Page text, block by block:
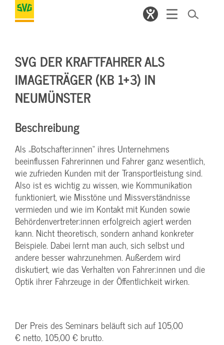
SVG DER KRAFTFAHRER ALS
IMAGETRÄGER (KB 1+3) IN
NEUMÜNSTER
Beschreibung
Als „Botschafter:innen“ ihres Unternehmens
beeinflussen Fahrerinnen und Fahrer ganz wesentlich,
wie zufrieden Kunden mit der Transportleistung sind.
Also ist es wichtig zu wissen, wie Kommunikation
funktioniert, wie Misstöne und Missverständnisse
vermieden und wie im Kontakt mit Kunden sowie
Behördenvertreter:innen erfolgreich agiert werden
kann. Nicht theoretisch, sondern anhand konkreter
Beispiele. Dabei lernt man auch, sich selbst und
andere besser wahrzunehmen. Außerdem wird
diskutiert, wie das Verhalten von Fahrer:innen und die
Optik ihrer Fahrzeuge in der Öffentlichkeit wirken.
Der Preis des Seminars beläuft sich auf 105,00
€ netto, 105,00 € brutto.